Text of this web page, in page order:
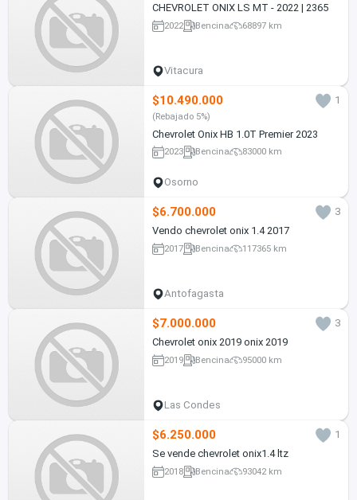
CHEVROLET ONIX LS MT - 2022 | 2365
2022 Bencina 68897 km
Vitacura
$10.490.000 1
(Rebajado 5%)
Chevrolet Onix HB 1.0T Premier 2023
2023 Bencina 83000 km
Osorno
$6.700.000
3
Vendo chevrolet onix 1.4 2017
2017 Bencina 117365 km
Antofagasta
$7.000.000
3
Chevrolet onix 2019 onix 2019
2019 Bencina 95000 km
Las Condes
$6.250.000
1
Se vende chevrolet onix1.4 ltz
2018 Bencina 93042 km